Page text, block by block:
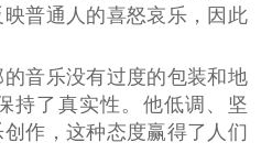
普通人的喜怒哀乐，因此
的音乐没有过度的包装和地
持了真实性。他低调、坚
作，这种态度赢得了人们